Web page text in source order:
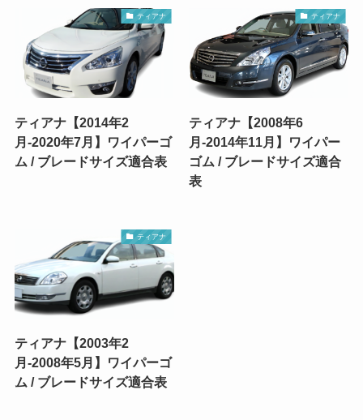
ティアナ
ティアナ【2014年2
月-2020年7月】ワイパーゴ
ム / ブレードサイズ適合表
ティアナ
ティアナ【2008年6
月-2014年11月】ワイパー
ゴム / ブレードサイズ適合
表
ティアナ
ティアナ【2003年2
月-2008年5月】ワイパーゴ
ム / ブレードサイズ適合表